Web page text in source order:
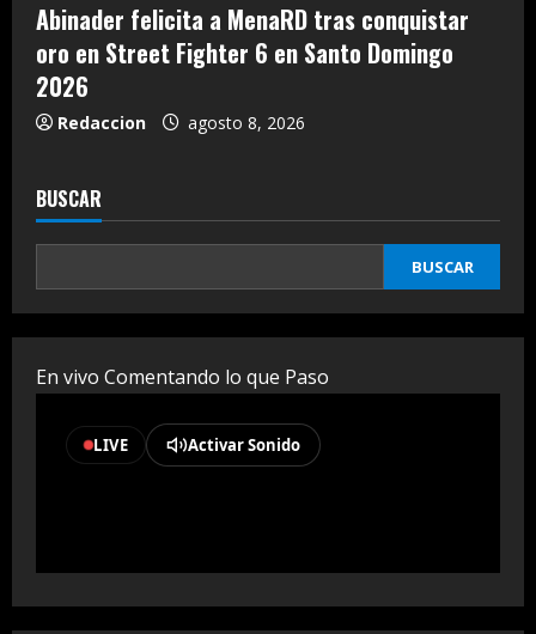
Abinader felicita a MenaRD tras conquistar
oro en Street Fighter 6 en Santo Domingo
2026
Redaccion agosto 8, 2026
BUSCAR
BUSCAR
En vivo Comentando lo que Paso